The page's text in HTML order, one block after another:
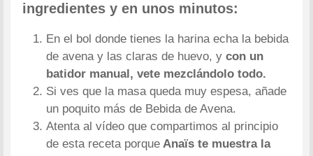
ingredientes y en unos minutos:
En el bol donde tienes la harina echa la bebida
de avena y las claras de huevo, ycon un
batidor manual, vete mezclándolo todo.
Si ves que la masa queda muy espesa, añade
un poquito más de Bebida de Avena.
Atenta al vídeo que compartimos al principio
de esta receta porque Anaïs te muestra la